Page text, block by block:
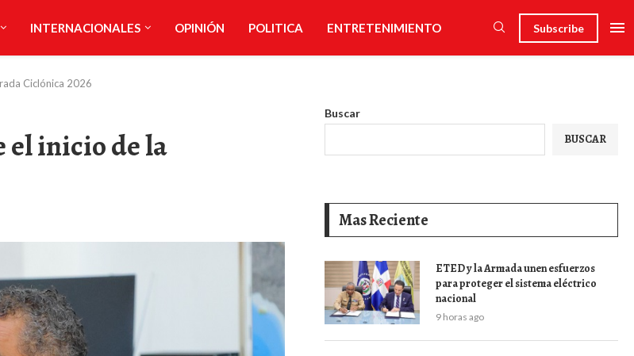
INTERNACIONALES OPINIÓN POLITICA ENTRETENIMIENTO Subscribe
Ciclónica 2026
el inicio de la
Buscar
BUSCAR
Mas Reciente
ETED y la Armada unen esfuerzos
para proteger el sistema eléctrico
nacional
9 horas ago